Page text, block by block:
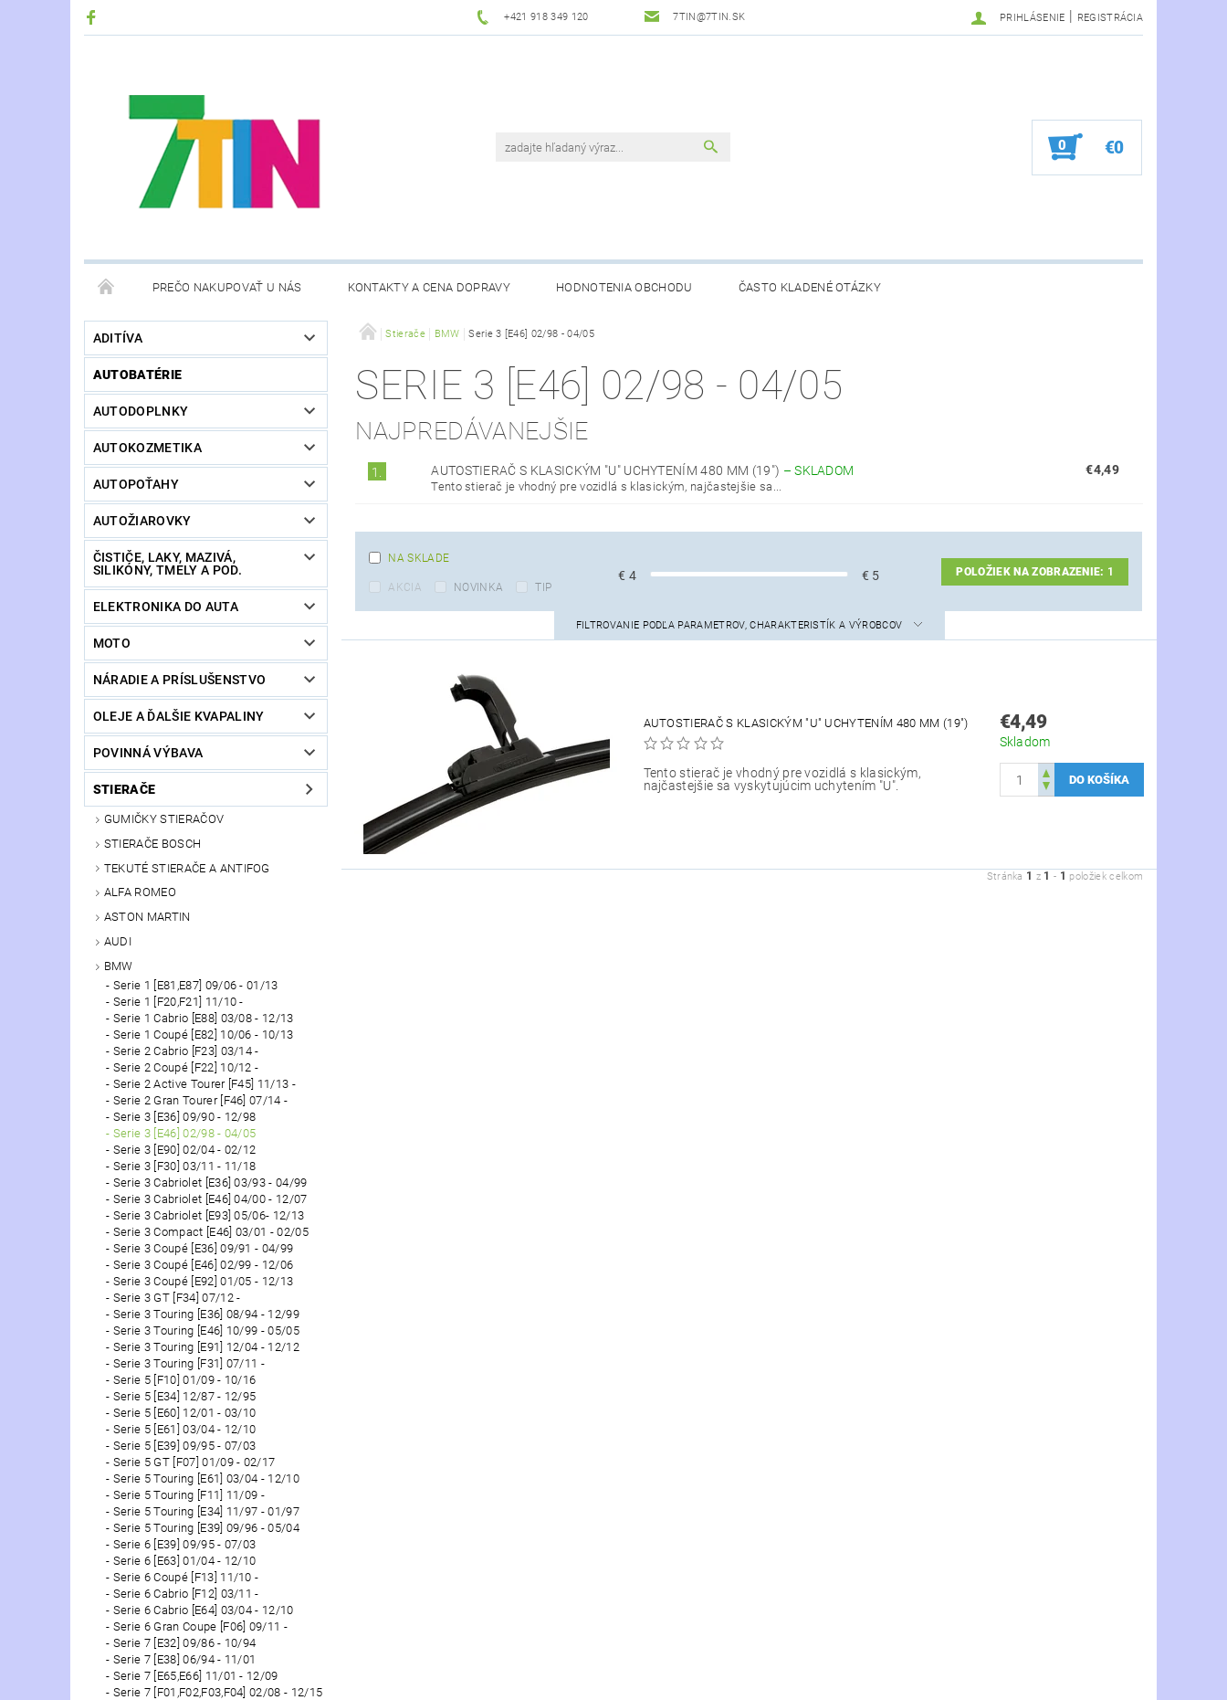
+421 918 349 120 7TIN@7TIN.SK PRIHLÁSENIE | REGISTRÁCIA
0 €0
PREČO NAKUPOVAŤ U NÁS KONTAKTY A CENA DOPRAVY HODNOTENIA OBCHODU ČASTO KLADENÉ OTÁZKY
ADITÍVA
AUTOBATÉRIE
AUTODOPLNKY
AUTOKOZMETIKA
AUTOPOŤAHY
AUTOŽIAROVKY
ČISTIČE, LAKY, MAZIVÁ,
SILIKÓNY, TMELY A POD.
ELEKTRONIKA DO AUTA
MOTO
NÁRADIE A PRÍSLUŠENSTVO
OLEJE A ĎALŠIE KVAPALINY
POVINNÁ VÝBAVA
STIERAČE
GUMIČKY STIERAČOV
STIERAČE BOSCH
TEKUTÉ STIERAČE A ANTIFOG
ALFA ROMEO
ASTON MARTIN
AUDI
BMW
Serie 1 [E81,E87] 09/06 - 01/13
Serie 1 [F20,F21] 11/10 -
Serie 1 Cabrio [E88] 03/08 - 12/13
Serie 1 Coupé [E82] 10/06 - 10/13
Serie 2 Cabrio [F23] 03/14 -
Serie 2 Coupé [F22] 10/12 -
Serie 2 Active Tourer [F45] 11/13 -
Serie 2 Gran Tourer [F46] 07/14 -
Serie 3 [E36] 09/90 - 12/98
Serie 3 [E46] 02/98 - 04/05
Serie 3 [E90] 02/04 - 02/12
Serie 3 [F30] 03/11 - 11/18
Serie 3 Cabriolet [E36] 03/93 - 04/99
Serie 3 Cabriolet [E46] 04/00 - 12/07
Serie 3 Cabriolet [E93] 05/06- 12/13
Serie 3 Compact [E46] 03/01 - 02/05
Serie 3 Coupé [E36] 09/91 - 04/99
Serie 3 Coupé [E46] 02/99 - 12/06
Serie 3 Coupé [E92] 01/05 - 12/13
Serie 3 GT [F34] 07/12 -
Serie 3 Touring [E36] 08/94 - 12/99
Serie 3 Touring [E46] 10/99 - 05/05
Serie 3 Touring [E91] 12/04 - 12/12
Serie 3 Touring [F31] 07/11 -
Serie 5 [F10] 01/09 - 10/16
Serie 5 [E34] 12/87 - 12/95
Serie 5 [E60] 12/01 - 03/10
Serie 5 [E61] 03/04 - 12/10
Serie 5 [E39] 09/95 - 07/03
Serie 5 GT [F07] 01/09 - 02/17
Serie 5 Touring [E61] 03/04 - 12/10
Serie 5 Touring [F11] 11/09 -
Serie 5 Touring [E34] 11/97 - 01/97
Serie 5 Touring [E39] 09/96 - 05/04
Serie 6 [E39] 09/95 - 07/03
Serie 6 [E63] 01/04 - 12/10
Serie 6 Coupé [F13] 11/10 -
Serie 6 Cabrio [F12] 03/11 -
Serie 6 Cabrio [E64] 03/04 - 12/10
Serie 6 Gran Coupe [F06] 09/11 -
Serie 7 [E32] 09/86 - 10/94
Serie 7 [E38] 06/94 - 11/01
Serie 7 [E65,E66] 11/01 - 12/09
Serie 7 [F01,F02,F03,F04] 02/08 - 12/15
Stierače BMW Serie 3 [E46] 02/98 - 04/05
SERIE 3 [E46] 02/98 - 04/05
NAJPREDÁVANEJŠIE
1. AUTOSTIERAČ S KLASICKÝM "U" UCHYTENÍM 480 MM (19") –SKLADOM
Tento stierač je vhodný pre vozidlá s klasickým, najčastejšie sa...
€4,49
NA SKLADE
AKCIA NOVINKA TIP
€ 4 € 5 POLOŽIEK NA ZOBRAZENIE: 1
FILTROVANIE PODĽA PARAMETROV, CHARAKTERISTÍK A VÝROBCOV
AUTOSTIERAČ S KLASICKÝM "U" UCHYTENÍM 480 MM (19")
Tento stierač je vhodný pre vozidlá s klasickým,
najčastejšie sa vyskytujúcim uchytením "U".
€4,49
Skladom
Stránka 1 z 1 - 1 položiek celkom